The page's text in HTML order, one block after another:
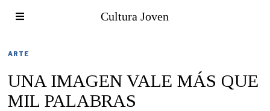
Cultura Joven
ARTE
UNA IMAGEN VALE MÁS QUE
MIL PALABRAS